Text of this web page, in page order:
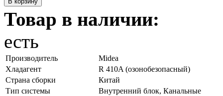
Товар в наличии:
есть
Производитель
Midea
Хладагент
R 410A (озонобезопасный)
Страна сборки
Китай
Тип системы
Внутренний блок, Канальные